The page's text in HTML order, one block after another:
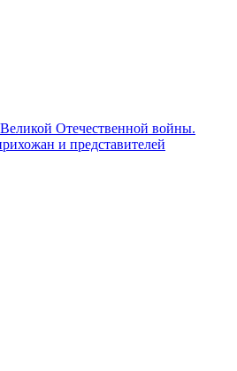
Отечественной войны.
и представителей